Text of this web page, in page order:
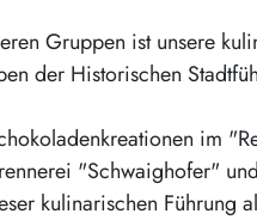
Gruppen ist unsere
der Historischen
im
"Schwaighofer"
kulinarischen Führung